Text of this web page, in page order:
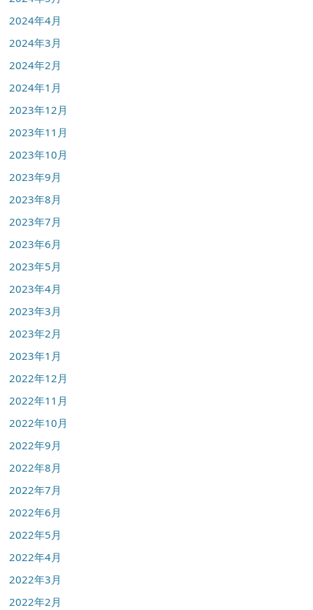
2024年4月
2024年3月
2024年2月
2024年1月
2023年12月
2023年11月
2023年10月
2023年9月
2023年8月
2023年7月
2023年6月
2023年5月
2023年4月
2023年3月
2023年2月
2023年1月
2022年12月
2022年11月
2022年10月
2022年9月
2022年8月
2022年7月
2022年6月
2022年5月
2022年4月
2022年3月
2022年2月